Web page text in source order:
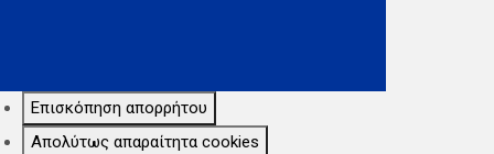
Επισκόπηση απορρήτου
Απολύτως απαραίτητα cookies